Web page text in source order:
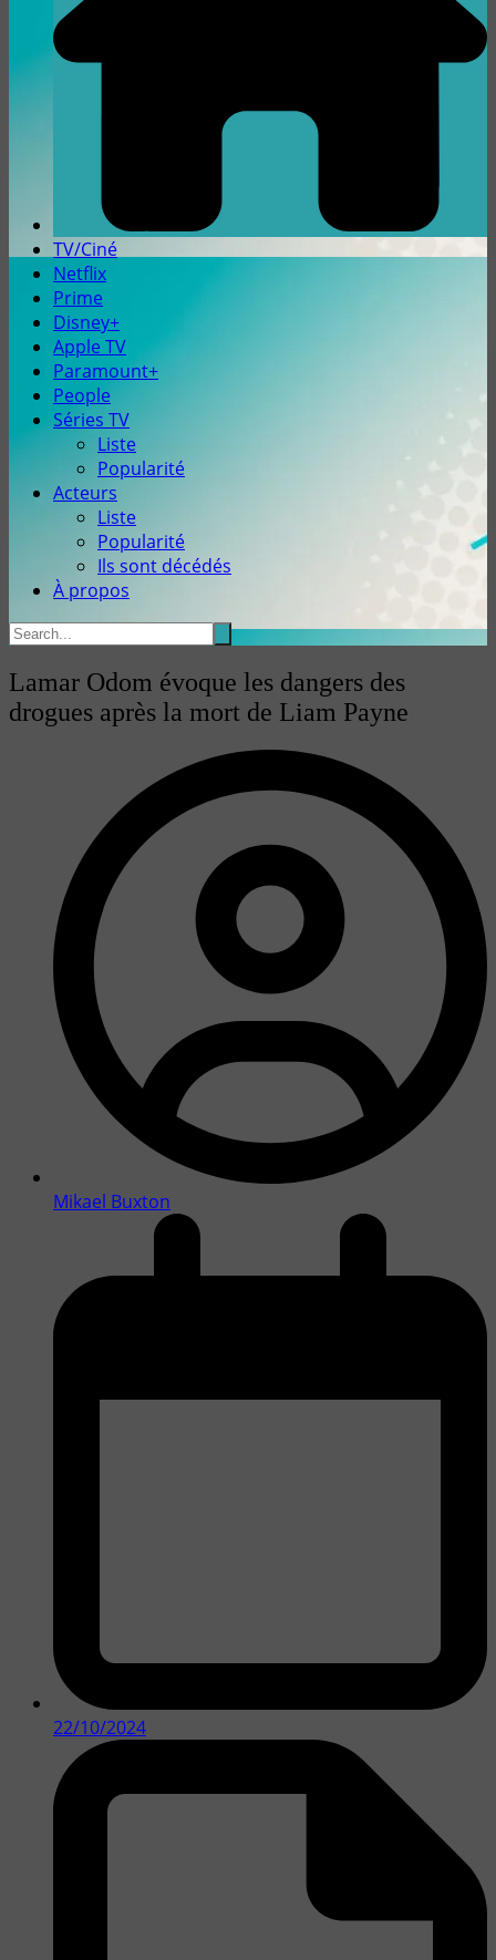
TV/Ciné
Netflix
Prime
Disney+
Apple TV
Paramount+
People
Séries TV
Liste
Popularité
Acteurs
Liste
Popularité
Ils sont décédés
À propos
Lamar Odom évoque les dangers des
drogues après la mort de Liam Payne
Mikael Buxton
22/10/2024